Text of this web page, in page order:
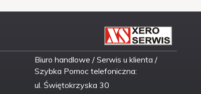
Biuro handlowe / Serwis u klienta /
Szybka Pomoc telefoniczna:
ul. Świętokrzyska 30